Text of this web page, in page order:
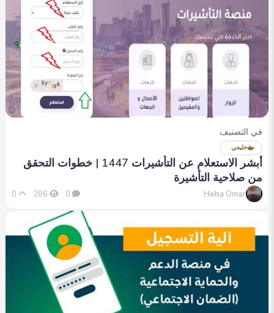
في التصنيف
خليجي
أبشر الاستعلام عن التأشيرات 1447 | خطوات التحقق
من صلاحية التأشيرة
Heba Omar
0
286